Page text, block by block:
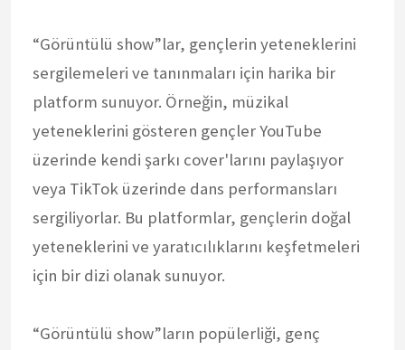
“Görüntülü show”lar, gençlerin yeteneklerini
sergilemeleri ve tanınmaları için harika bir
platform sunuyor. Örneğin, müzikal
yeteneklerini gösteren gençler YouTube
üzerinde kendi şarkı cover'larını paylaşıyor
veya TikTok üzerinde dans performansları
sergiliyorlar. Bu platformlar, gençlerin doğal
yeteneklerini ve yaratıcılıklarını keşfetmeleri
için bir dizi olanak sunuyor.
“Görüntülü show”ların popülerliği, genç